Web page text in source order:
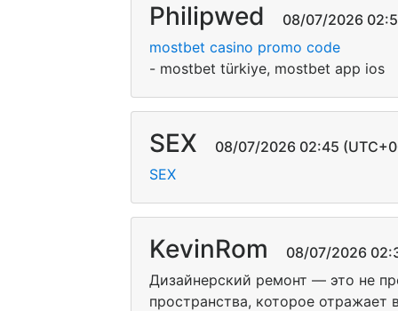
Philipwed 08/07/2026
mostbet casino promo code
- mostbet türkiye, mostbet app ios
SEX 08/07/2026 02:45
SEX
KevinRom 08/07/2026
Дизайнерский ремонт — это не
пространства, которое